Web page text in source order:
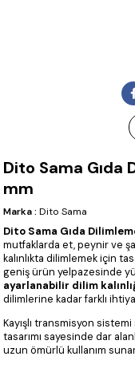
Dito Sama Gıda
mm
Marka : Dito Sama
Dito Sama Gıda
mutfaklarda et, peynir ve
kalınlıkta dilimlemek için
geniş ürün yelpazesinde
ayarlanabilir dilim
dilimlerine kadar farklı
Kayışlı transmisyon
tasarımı sayesinde dar
uzun ömürlü kullanım